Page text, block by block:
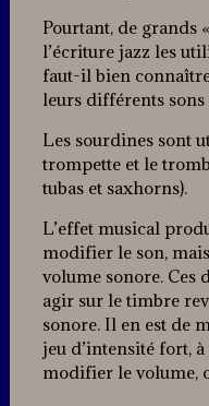
Pourtant, de grands
l’écriture jazz les
faut-il bien
leurs différents
Les sourdines sont
trompette et le
tubas et saxhorns).
L’effet musical
modifier le son,
volume sonore. Ces
agir sur le timbre
sonore. Il en est de
jeu d’intensité fort,
modifier le volume,